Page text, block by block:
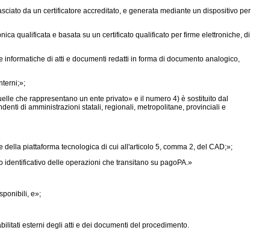
da un certificatore accreditato, e generata mediante un dispositivo per
qualificata e basata su un certificato qualificato per firme elettroniche, di
di atti e documenti redatti in forma di documento analogico,
che rappresentano un ente privato» e il numero 4) è sostituito dal
di amministrazioni statali, regionali, metropolitane, provinciali e
piattaforma tecnologica di cui all'articolo 5, comma 2, del CAD;»;
delle operazioni che transitano su pagoPA.»
e»;
esterni degli atti e dei documenti del procedimento.